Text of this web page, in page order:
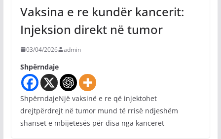
Vaksina e re kundër kancerit:
Injeksion direkt në tumor
03/04/2026 admin
Shpërndaje
ShpërndajeNjë vaksinë e re që injektohet
drejtpërdrejt në tumor mund të rrisë ndjeshëm
shanset e mbijetesës për disa nga kanceret